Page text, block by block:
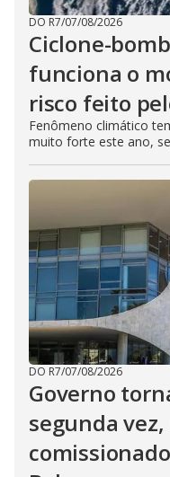
DO R7/07/08/2026
Ciclone-
funciona o
risco feito
Fenômeno climático
muito forte este ano,
DO R7/07/08/2026
Governo
segunda